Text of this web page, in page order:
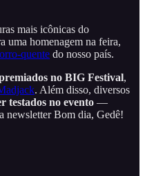
mais icônicas do
uma homenagem na feira,
quente do nosso país.
no BIG Festival,
. Além disso, diversos
testados no evento —
newsletter Bom dia, Gedê!